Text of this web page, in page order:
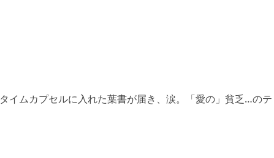
イムカプセルに入れた葉書が届き、涙。「愛の」貧乏…のテ